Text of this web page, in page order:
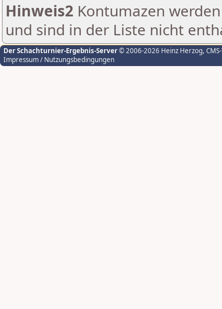
Hinweis2 Kontumazen
und sind in der Liste nicht
Der Schachturnier-Ergebnis-Server© 2006-2026 Heinz Herzog,
Impressum / Nutzungsbedingungen